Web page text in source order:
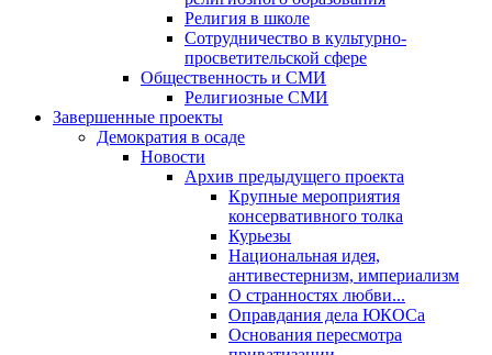
Религия в школе
Сотрудничество в культурно-
просветительской сфере
Общественность и СМИ
Религиозные СМИ
Завершенные проекты
Демократия в осаде
Новости
Архив предыдущего проекта
Крупные мероприятия
консервативного толка
Курьезы
Национальная идея,
антивестернизм, империализм
О странностях любви...
Оправдания дела ЮКОСа
Основания пересмотра